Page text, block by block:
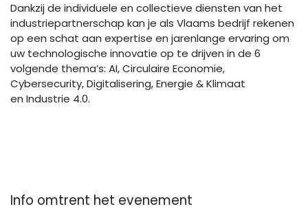
Dankzij de individuele en collectieve diensten van het
industriepartnerschap kan je als Vlaams bedrijf rekenen
op een schat aan expertise en jarenlange ervaring om
uw technologische innovatie op te drijven in de 6
volgende thema’s: AI, Circulaire Economie,
Cybersecurity, Digitalisering, Energie & Klimaat
en Industrie 4.0.
Info omtrent het evenement